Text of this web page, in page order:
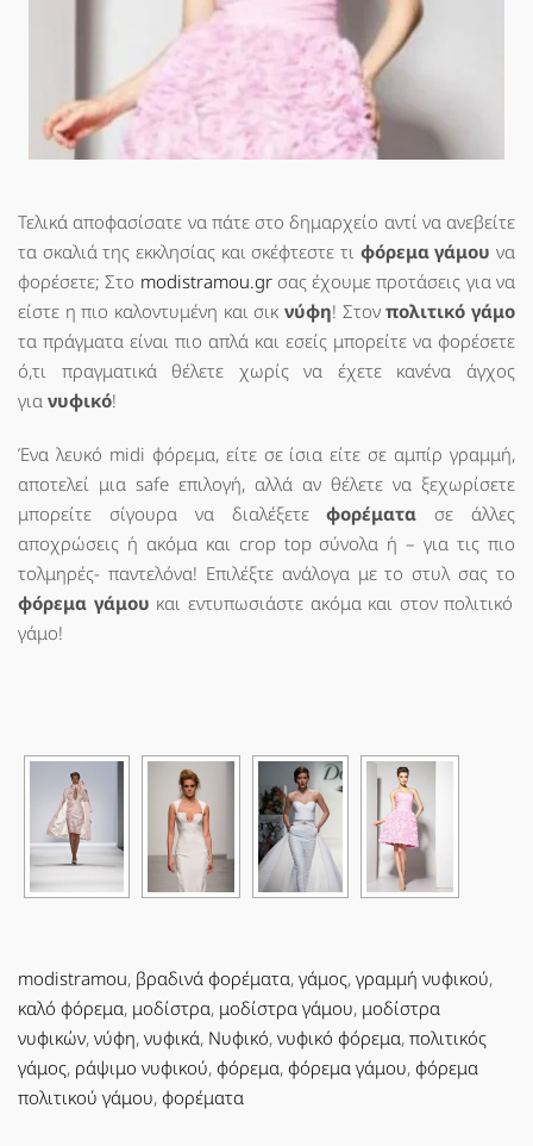
Τελικά αποφασίσατε να πάτε στο δημαρχείο αντί να ανεβείτε
τα σκαλιά της εκκλησίας και σκέφτεστε τι φόρεμα γάμου να
φορέσετε; Στο modistramou.grσας έχουμε προτάσεις για να
είστε η πιο καλοντυμένη και σικ νύφη! Στονπολιτικό γάμο
τα πράγματα είναι πιο απλά και εσείς μπορείτε να φορέσετε
ό,τι πραγματικά θέλετε χωρίς να έχετε κανένα άγχος
για νυφικό!
Ένα λευκό midi φόρεμα, είτε σε ίσια είτε σε αμπίρ γραμμή,
αποτελεί μια safe επιλογή, αλλά αν θέλετε να ξεχωρίσετε
μπορείτε σίγουρα να διαλέξετεφορέματα σε άλλες
αποχρώσεις ή ακόμα και crop top σύνολα ή – για τις πιο
τολμηρές- παντελόνα! Επιλέξτε ανάλογα με το στυλ σας το
φόρεμα γάμου και εντυπωσιάστε ακόμα και στον πολιτικό
γάμο!
modistramou, βραδινά φορέματα, γάμος, γραμμή νυφικού,
καλό φόρεμα, μοδίστρα, μοδίστρα γάμου, μοδίστρα
νυφικών, νύφη, νυφικά, Νυφικό, νυφικό φόρεμα, πολιτικός
γάμος, ράψιμο νυφικού, φόρεμα, φόρεμα γάμου, φόρεμα
πολιτικού γάμου, φορέματα